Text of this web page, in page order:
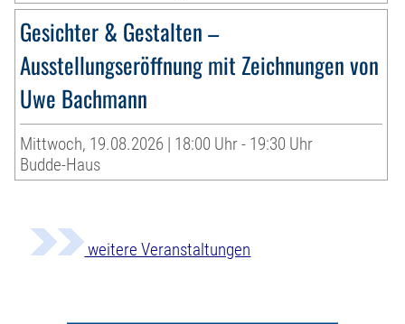
Gesichter & Gestalten –
Ausstellungseröffnung mit Zeichnungen von
Uwe Bachmann
Mittwoch, 19.08.2026 | 18:00 Uhr - 19:30 Uhr
Budde-Haus
weitere Veranstaltungen